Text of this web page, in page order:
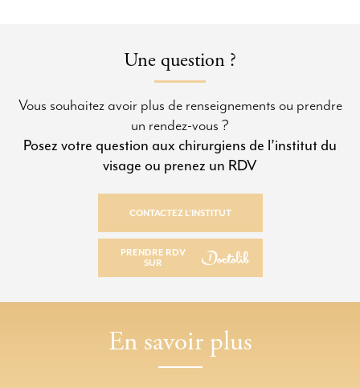
Une question ?
Vous souhaitez avoir plus de renseignements ou prendre
un rendez-vous ?
Posez votre question aux chirurgiens de l’institut du
visage ou prenez un RDV
CONTACTEZ L’INSTITUT
PRENDRE RDV
SUR
PRENDRE RDV SUR
En savoir plus